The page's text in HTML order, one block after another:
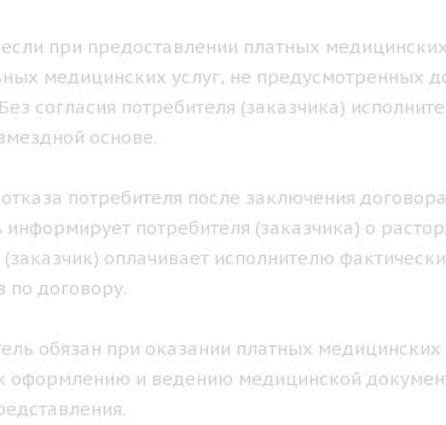
если при предоставлении платных
медицинских услуг, не предусмотренных
согласия потребителя (заказчика)
основе.
потребителя после заключения
информирует потребителя (заказчика) о
(заказчик) оплачивает исполнителю
по договору.
обязан при оказании платных
оформлению и ведению медицинской